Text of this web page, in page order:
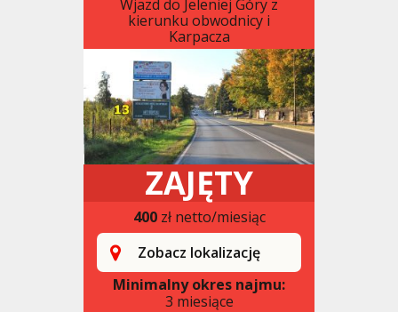
Wjazd do Jeleniej Góry z
kierunku obwodnicy i
Karpacza
ZAJĘTY
400zł netto/miesiąc
Zobacz lokalizację
Minimalny okres najmu:
3 miesiące